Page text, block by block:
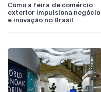
Como a feira de comércio
exterior impulsiona
e inovação no Brasil